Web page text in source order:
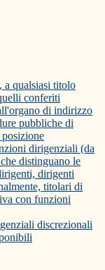
qualsiasi titolo
conferiti
di indirizzo
pubbliche di
dirigenziali (da
distinguano le
dirigenti
titolari di
con funzioni
discrezionali